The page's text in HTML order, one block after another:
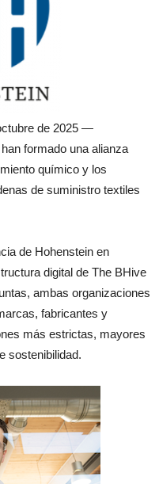
de 2025 —
formado una alianza
químico y los
de suministro textiles
de Hohenstein en
digital de The BHive
ambas organizaciones
fabricantes y
más estrictas, mayores
sostenibilidad.